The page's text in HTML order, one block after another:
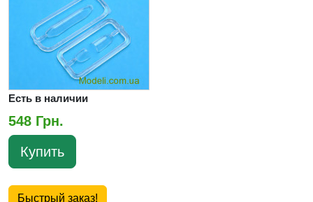
Есть в наличии
548 Грн.
Купить
Быстрый заказ!